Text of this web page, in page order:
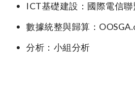
ICT基礎建設：國際電信聯
數據統整與歸算：
分析：小組分析